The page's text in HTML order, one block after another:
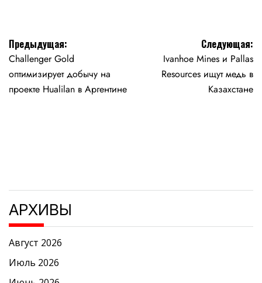
Навигация
по
записям
Предыдущая:
Challenger Gold
оптимизирует добычу на
проекте Hualilan в Аргентине
Следующая:
Ivanhoe Mines и Pallas
Resources ищут медь в
Казахстане
АРХИВЫ
Август 2026
Июль 2026